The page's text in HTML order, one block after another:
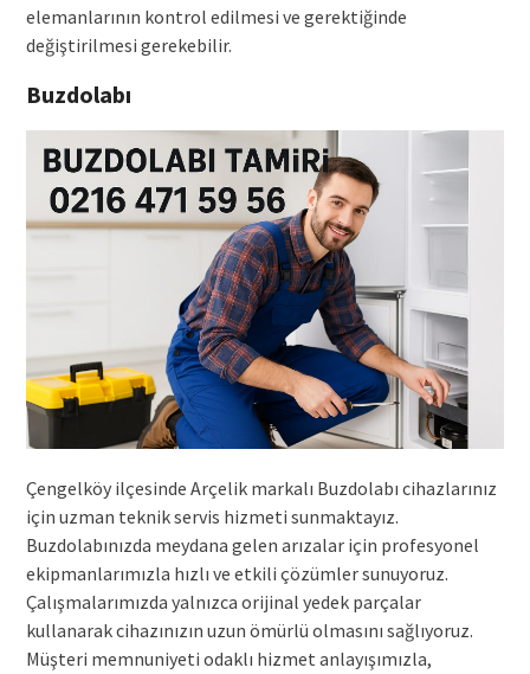
elemanlarının kontrol edilmesi ve gerektiğinde
değiştirilmesi gerekebilir.
Buzdolabı
Çengelköy ilçesinde Arçelik markalı Buzdolabı cihazlarınız
için uzman teknik servis hizmeti sunmaktayız.
Buzdolabınızda meydana gelen arızalar için profesyonel
ekipmanlarımızla hızlı ve etkili çözümler sunuyoruz.
Çalışmalarımızda yalnızca orijinal yedek parçalar
kullanarak cihazınızın uzun ömürlü olmasını sağlıyoruz.
Müşteri memnuniyeti odaklı hizmet anlayışımızla,